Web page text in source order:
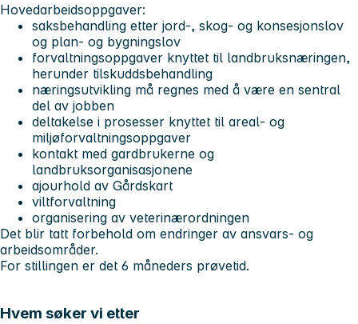
Hovedarbeidsoppgaver:
saksbehandling etter jord-, skog- og konsesjonslov
og plan- og bygningslov
forvaltningsoppgaver knyttet til landbruksnæringen,
herunder tilskuddsbehandling
næringsutvikling må regnes med å være en sentral
del av jobben
deltakelse i prosesser knyttet til areal- og
miljøforvaltningsoppgaver
kontakt med gardbrukerne og
landbruksorganisasjonene
ajourhold av Gårdskart
viltforvaltning
organisering av veterinærordningen
Det blir tatt forbehold om endringer av ansvars- og
arbeidsområder.
For stillingen er det 6 måneders prøvetid.
Hvem søker vi etter